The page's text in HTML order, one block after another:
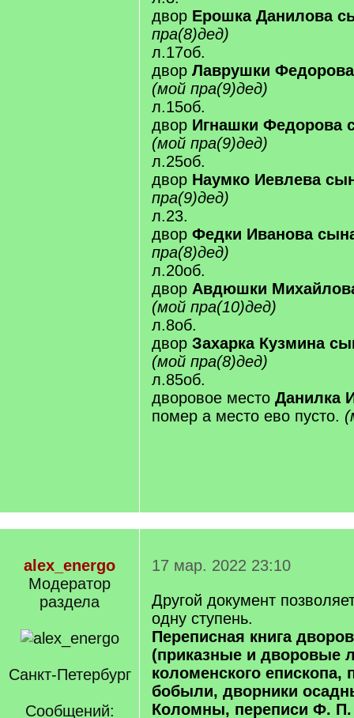
двор Ерошка Данилова
пра(8)дед)
л.17об.
двор Лаврушки
(мой пра(9)дед)
л.15об.
двор Игнашки Федорова
(мой пра(9)дед)
л.25об.
двор Наумко Иевлева
пра(9)дед)
л.23.
двор Федки Иванова
пра(8)дед)
л.20об.
двор Авдюшки
(мой пра(10)дед)
л.8об.
двор Захарка Кузмина
(мой пра(8)дед)
л.85об.
дворовое место Данилка
помер а место ево пусто.
alex_energo
Модератор
раздела
Санкт-Петербург
Сообщений:
17 мар. 2022 23:10
Другой документ
одну ступень.
Переписная книга
(приказные и дворовые
коломенского епископа,
бобыли, дворники
Коломны, переписи Ф. П.